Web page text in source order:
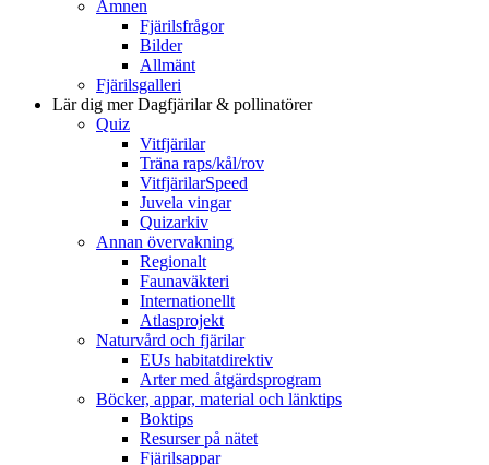
Ämnen
Fjärilsfrågor
Bilder
Allmänt
Fjärilsgalleri
Lär dig merDagfjärilar & pollinatörer
Quiz
Vitfjärilar
Träna raps/kål/rov
VitfjärilarSpeed
Juvela vingar
Quizarkiv
Annan övervakning
Regionalt
Faunaväkteri
Internationellt
Atlasprojekt
Naturvård och fjärilar
EUs habitatdirektiv
Arter med åtgärdsprogram
Böcker, appar, material och länktips
Boktips
Resurser på nätet
Fjärilsappar